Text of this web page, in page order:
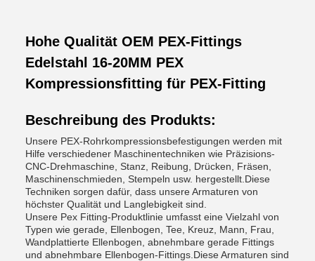
Hohe Qualität OEM PEX-Fittings
Edelstahl 16-20MM PEX
Kompressionsfitting für PEX-Fitting
Beschreibung des Produkts:
Unsere PEX-Rohrkompressionsbefestigungen werden mit
Hilfe verschiedener Maschinentechniken wie Präzisions-
CNC-Drehmaschine, Stanz, Reibung, Drücken, Fräsen,
Maschinenschmieden, Stempeln usw. hergestellt.Diese
Techniken sorgen dafür, dass unsere Armaturen von
höchster Qualität und Langlebigkeit sind.
Unsere Pex Fitting-Produktlinie umfasst eine Vielzahl von
Typen wie gerade, Ellenbogen, Tee, Kreuz, Mann, Frau,
Wandplattierte Ellenbogen, abnehmbare gerade Fittings
und abnehmbare Ellenbogen-Fittings.Diese Armaturen sind